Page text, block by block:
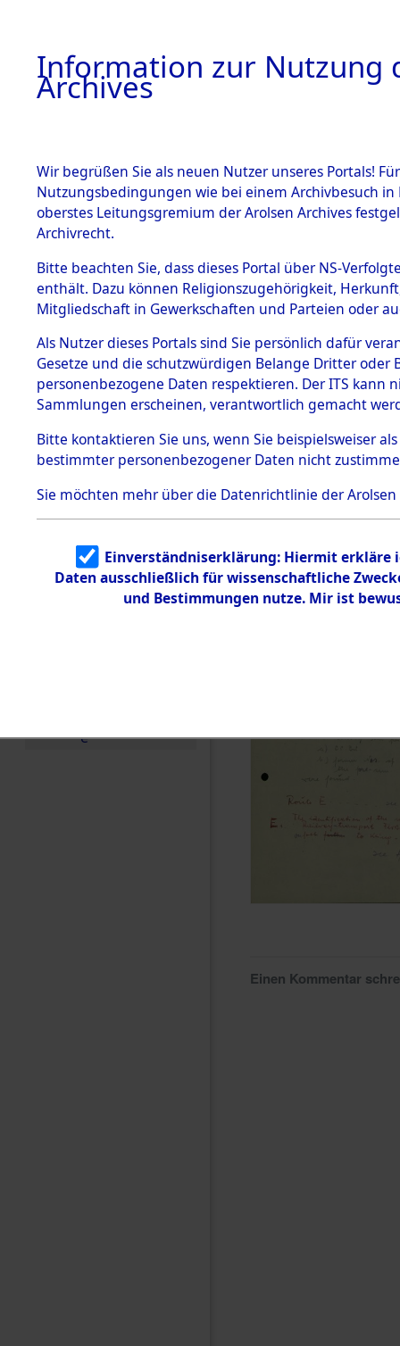
BESTÄNDE
1.
mente
5. Verschiedenes
5.3
Todesmärsche
5.3.1 Alliierte
Erhebungen
zu
Todesmärsch
en
5.3.2
Identifizierun
g
5.3.3
Todesmärsch
e
Routen
→0030
Einen Kommentar
Information zur Nutzung
Archives
Wir begrüßen Sie als neuen Nutzer unseres Portals!
Nutzungsbedingungen wie bei einem Archivbesuch
oberstes Leitungsgremium der Arolsen Archives
Archivrecht.
Bitte beachten Sie, dass dieses Portal über NS-
enthält. Dazu können Religionszugehörigkeit,
Mitgliedschaft in Gewerkschaften und Parteien oder
Als Nutzer dieses Portals sind Sie persönlich dafür
Gesetze und die schutzwürdigen Belange Dritter
personenbezogene Daten respektieren. Der ITS
Sammlungen erscheinen, verantwortlich gemacht
Bitte kontaktieren Sie uns, wenn Sie beispielsweiser
bestimmter personenbezogener Daten nicht
Sie möchten mehr über die Datenrichtlinie der Arolsen
Einverständniserklärung: Hiermit erkläre
Daten ausschließlich für wissenschaftliche
und Bestimmungen nutze. Mir ist